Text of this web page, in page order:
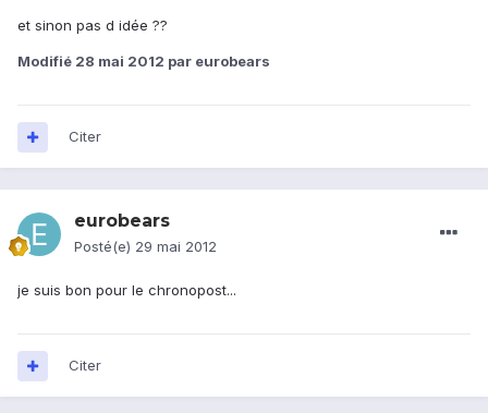
et sinon pas d idée ??
Modifié 28 mai 2012 par eurobears
Citer
eurobears
Posté(e) 29 mai 2012
je suis bon pour le chronopost...
Citer